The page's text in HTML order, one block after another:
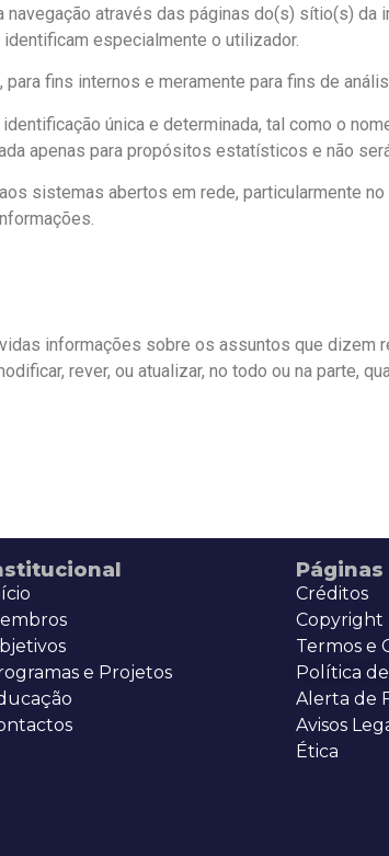
através das páginas do(s) sítio(s)
especialmente o utilizador.
para fins internos e meramente para fins de
única e determinada, tal como o
apenas para propósitos estatísticos e não
sistemas abertos em rede, particularmente
informações sobre os assuntos que dizem
rever, ou atualizar, no todo ou na parte,
e Projetos
Páginas
Créditos
Copyright
Termos e
Política
Alerta de
Avisos
Ética